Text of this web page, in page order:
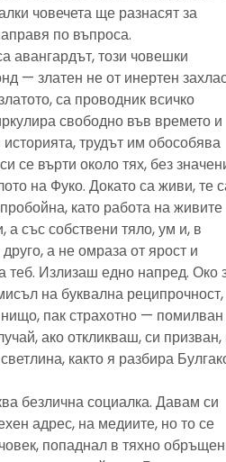
човечета ще разнасят за
по въпроса.
авангардът, този човешки
— златен не от инертен
са проводник всичко
свободно във времето и
трудът им обособява
се върти около тях, без
на Фуко. Докато са живи, те
като работа на живите
а със собствени тяло, ум и, в
а не омраза от ярост и
теб. Излизаш едно напред. Око
на буквална
пак страхотно — помилван
ако откликваш, си призван,
както я разбира
безлична социалка. Давам си
адрес, на медиите, но то се
попаднал в тяхно